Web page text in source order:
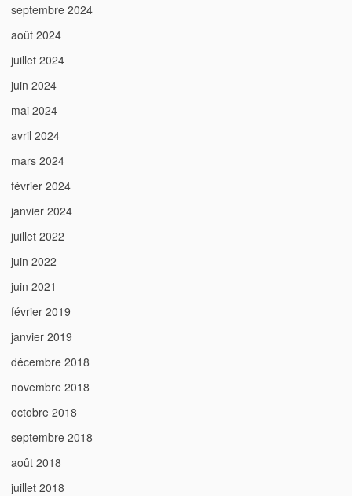
septembre 2024
août 2024
juillet 2024
juin 2024
mai 2024
avril 2024
mars 2024
février 2024
janvier 2024
juillet 2022
juin 2022
juin 2021
février 2019
janvier 2019
décembre 2018
novembre 2018
octobre 2018
septembre 2018
août 2018
juillet 2018